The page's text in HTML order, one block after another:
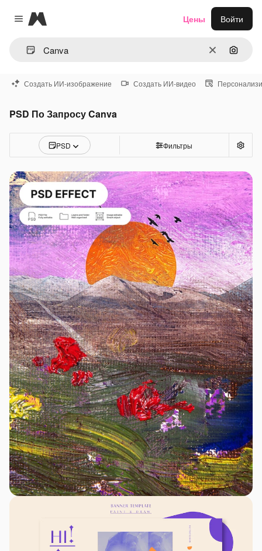
Close menu
Magnific
ОчиститьПоиск
Цены Войти
Создать ИИ-изображение Создать ИИ-видео
PSD По Запросу Canva
PSD Фильтры